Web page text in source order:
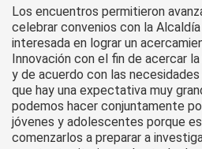
Los encuentros permitieron
celebrar convenios con la
interesada en lograr un
Innovación con el fin de acercar
y de acuerdo con las necesidades
que hay una expectativa muy
podemos hacer conjuntamente
jóvenes y adolescentes porque
comenzarlos a preparar a